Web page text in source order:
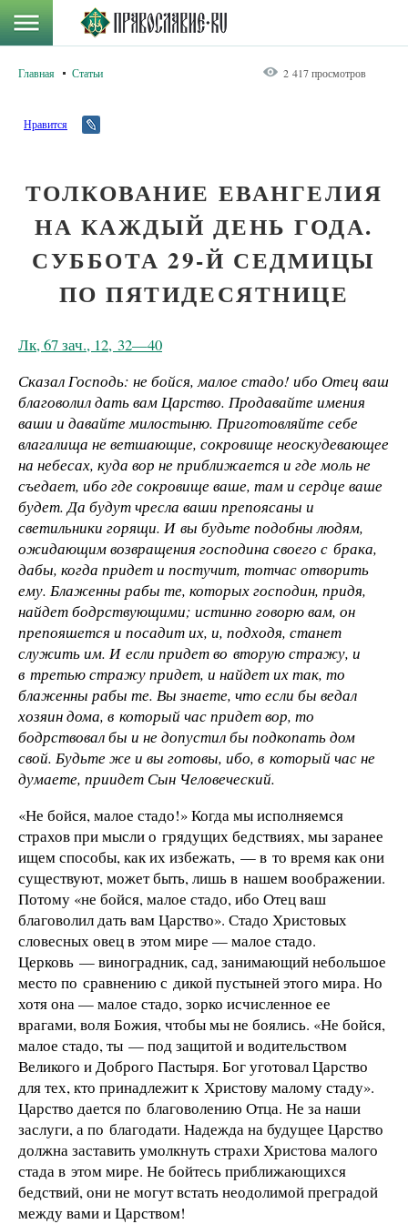
Главная Статьи 2 417 просмотров
Нравится
ТОЛКОВАНИЕ ЕВАНГЕЛИЯ
НА КАЖДЫЙ ДЕНЬ ГОДА.
СУББОТА 29-Й СЕДМИЦЫ
ПО ПЯТИДЕСЯТНИЦЕ
Лк, 67 зач., 12, 32—40
Сказал Господь: не бойся, малое стадо! ибо Отец ваш
благоволил дать вам Царство. Продавайте имения
ваши и давайте милостыню. Приготовляйте себе
влагалища не ветшающие, сокровище неоскудевающее
на небесах, куда вор не приближается и где моль не
съедает, ибо где сокровище ваше, там и сердце ваше
будет. Да будут чресла ваши препоясаны и
светильники горящи. И вы будьте подобны людям,
ожидающим возвращения господина своего с брака,
дабы, когда придет и постучит, тотчас отворить
ему. Блаженны рабы те, которых господин, придя,
найдет бодрствующими; истинно говорю вам, он
препояшется и посадит их, и, подходя, станет
служить им. И если придет во вторую стражу, и
в третью стражу придет, и найдет их так, то
блаженны рабы те. Вы знаете, что если бы ведал
хозяин дома, в который час придет вор, то
бодрствовал бы и не допустил бы подкопать дом
свой. Будьте же и вы готовы, ибо, в который час не
думаете, приидет Сын Человеческий.
«Не бойся, малое стадо!» Когда мы исполняемся
страхов при мысли о грядущих бедствиях, мы заранее
ищем способы, как их избежать, — в то время как они
существуют, может быть, лишь в нашем воображении.
Потому «не бойся, малое стадо, ибо Отец ваш
благоволил дать вам Царство». Стадо Христовых
словесных овец в этом мире — малое стадо.
Церковь — виноградник, сад, занимающий небольшое
место по сравнению с дикой пустыней этого мира. Но
хотя она — малое стадо, зорко исчисленное ее
врагами, воля Божия, чтобы мы не боялись. «Не бойся,
малое стадо, ты — под защитой и водительством
Великого и Доброго Пастыря. Бог уготовал Царство
для тех, кто принадлежит к Христову малому стаду».
Царство дается по благоволению Отца. Не за наши
заслуги, а по благодати. Надежда на будущее Царство
должна заставить умолкнуть страхи Христова малого
стада в этом мире. Не бойтесь приближающихся
бедствий, они не могут встать неодолимой преградой
между вами и Царством!